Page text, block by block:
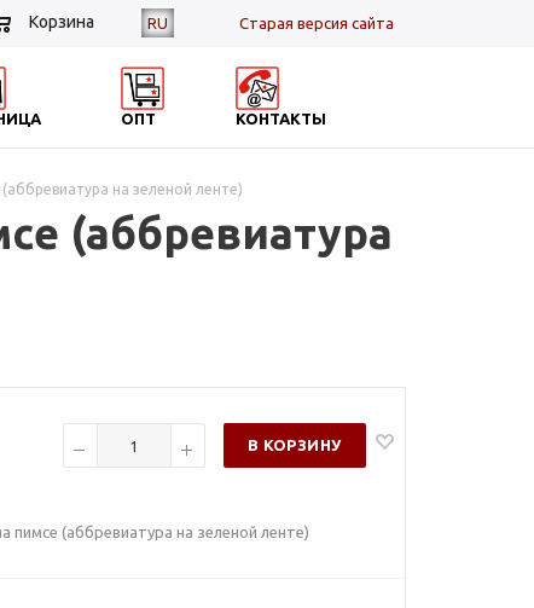
RU Cтарая версия сайта
Корзина
ОПТ КОНТАКТЫ
на зеленой ленте)
(аббревиатура
В КОРЗИНУ
пимсе (аббревиатура на зеленой ленте)